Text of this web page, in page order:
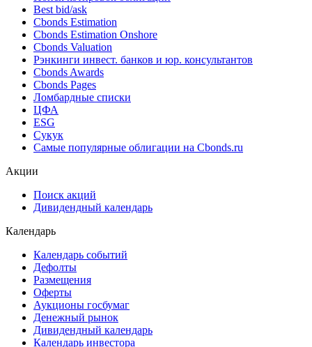
Поиск облигаций & Карты рынка
Поиск облигаций (ИИ)
Ближайшие размещения (Россия)
Поиск котировок облигаций
Best bid/ask
Cbonds Estimation
Cbonds Estimation Onshore
Cbonds Valuation
Рэнкинги инвест. банков и юр. консультантов
Cbonds Awards
Cbonds Pages
Ломбардные списки
ESG
Самые популярные облигации на Cbonds.ru
Дивидендный календарь
Календарь
Календарь событий
Дефолты
Размещения
Оферты